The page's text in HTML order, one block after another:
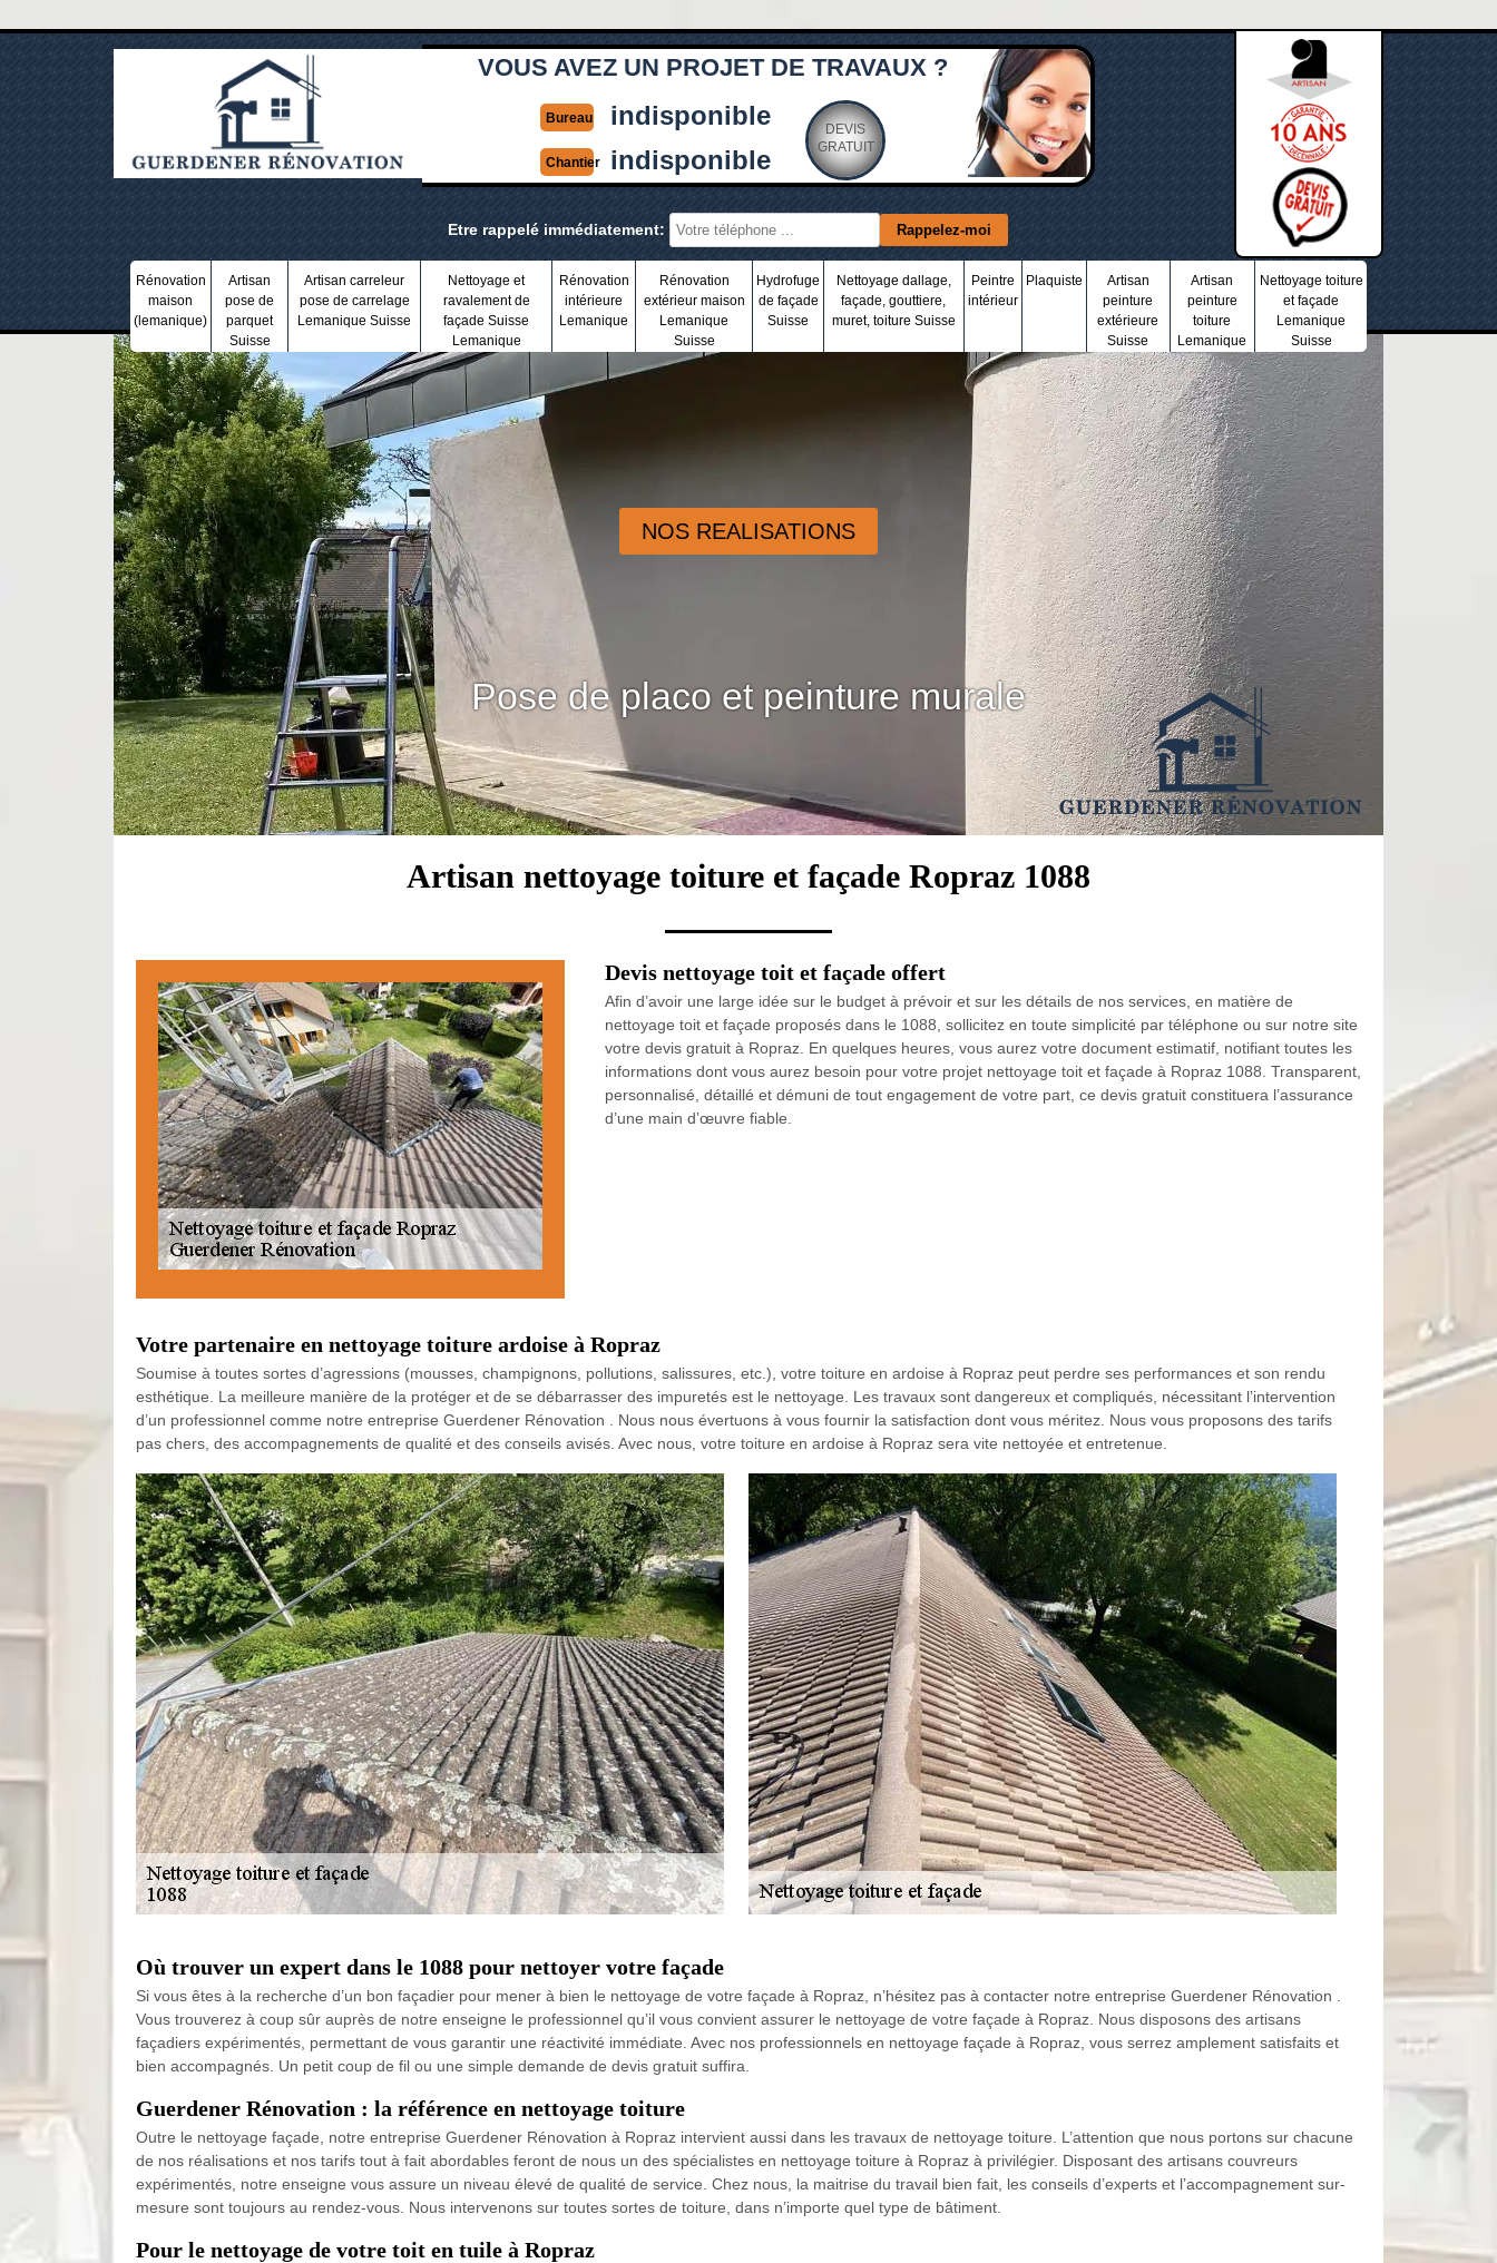
VOUS AVEZ UN PROJET DE TRAVAUX ?
Bureau indisponible
Chantier indisponible
DEVIS
GRATUIT
Etre rappelé immédiatement:
Rénovation
maison
(lemanique)
Artisan
pose de
parquet
Suisse
Artisan carreleur
pose de carrelage
Lemanique Suisse
Nettoyage et
ravalement de
façade Suisse
Lemanique
Rénovation
intérieure
Lemanique
Rénovation
extérieur maison
Lemanique
Suisse
Hydrofuge
de façade
Suisse
Nettoyage dallage,
façade, gouttiere,
muret, toiture Suisse
Peintre
intérieur
Plaquiste
Artisan
peinture
extérieure
Suisse
Artisan
peinture
toiture
Lemanique
Nettoyage toiture
et façade
Lemanique
Suisse
NOS REALISATIONS
Pose de placo et peinture murale
Artisan nettoyage toiture et façade Ropraz 1088
Devis nettoyage toit et façade offert
Afin d’avoir une large idée sur le budget à prévoir et sur les détails de nos services, en matière de
nettoyage toit et façade proposés dans le 1088, sollicitez en toute simplicité par téléphone ou sur notre site
votre devis gratuit à Ropraz. En quelques heures, vous aurez votre document estimatif, notifiant toutes les
informations dont vous aurez besoin pour votre projet nettoyage toit et façade à Ropraz 1088. Transparent,
personnalisé, détaillé et démuni de tout engagement de votre part, ce devis gratuit constituera l’assurance
d’une main d’œuvre fiable.
Votre partenaire en nettoyage toiture ardoise à Ropraz
Soumise à toutes sortes d’agressions (mousses, champignons, pollutions, salissures, etc.), votre toiture en ardoise à Ropraz peut perdre ses performances et son rendu
esthétique. La meilleure manière de la protéger et de se débarrasser des impuretés est le nettoyage. Les travaux sont dangereux et compliqués, nécessitant l’intervention
d’un professionnel comme notre entreprise Guerdener Rénovation . Nous nous évertuons à vous fournir la satisfaction dont vous méritez. Nous vous proposons des tarifs
pas chers, des accompagnements de qualité et des conseils avisés. Avec nous, votre toiture en ardoise à Ropraz sera vite nettoyée et entretenue.
Où trouver un expert dans le 1088 pour nettoyer votre façade
Si vous êtes à la recherche d’un bon façadier pour mener à bien le nettoyage de votre façade à Ropraz, n’hésitez pas à contacter notre entreprise Guerdener Rénovation .
Vous trouverez à coup sûr auprès de notre enseigne le professionnel qu’il vous convient assurer le nettoyage de votre façade à Ropraz. Nous disposons des artisans
façadiers expérimentés, permettant de vous garantir une réactivité immédiate. Avec nos professionnels en nettoyage façade à Ropraz, vous serrez amplement satisfaits et
bien accompagnés. Un petit coup de fil ou une simple demande de devis gratuit suffira.
Guerdener Rénovation : la référence en nettoyage toiture
Outre le nettoyage façade, notre entreprise Guerdener Rénovation à Ropraz intervient aussi dans les travaux de nettoyage toiture. L’attention que nous portons sur chacune
de nos réalisations et nos tarifs tout à fait abordables feront de nous un des spécialistes en nettoyage toiture à Ropraz à privilégier. Disposant des artisans couvreurs
expérimentés, notre enseigne vous assure un niveau élevé de qualité de service. Chez nous, la maitrise du travail bien fait, les conseils d’experts et l’accompagnement sur-
mesure sont toujours au rendez-vous. Nous intervenons sur toutes sortes de toiture, dans n’importe quel type de bâtiment.
Pour le nettoyage de votre toit en tuile à Ropraz